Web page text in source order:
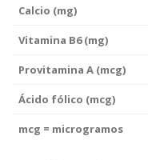
Calcio (mg)
Vitamina B6 (mg)
Provitamina A (mcg)
Ácido fólico (mcg)
mcg = microgramos